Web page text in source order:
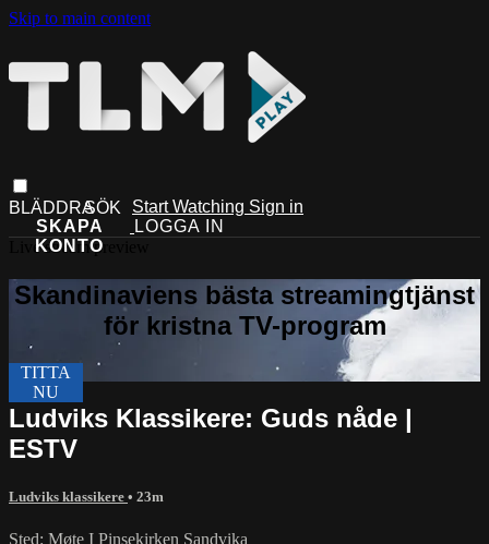
Skip to main content
Start Watching Sign in
Live stream preview
Ludviks Klassikere: Guds nåde |
ESTV
Ludviks klassikere • 23m
Sted: Møte I Pinsekirken Sandvika